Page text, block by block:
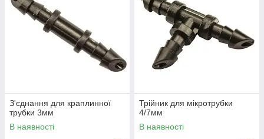
З'єднання для краплинної
трубки 3мм
В наявності
Трійник для мікротрубки
4/7мм
В наявності